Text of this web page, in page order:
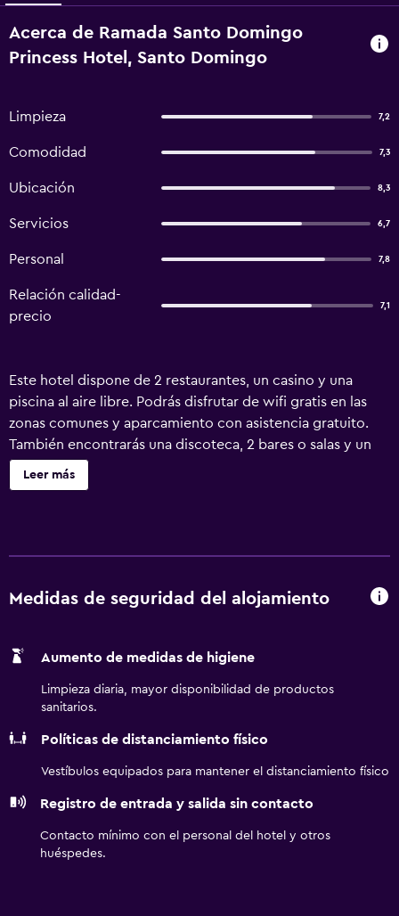
Acerca de Ramada Santo Domingo
Princess Hotel, Santo Domingo
Limpieza 7,2
Comodidad 7,3
Ubicación 8,3
Servicios 6,7
Personal 7,8
Relación calidad-
precio
7,1
Este hotel dispone de 2 restaurantes, un casino y una
piscina al aire libre. Podrás disfrutar de wifi gratis en las
zonas comunes y aparcamiento con asistencia gratuito.
También encontrarás una discoteca, 2 bares o salas y un
centro de bienestar abierto las 24 horas. Ramada Santo
Domingo Princess Hotel ofrece 95 alojamientos con caja
por cable de suscripción. Los baños están equipados con
secador de pelo. Este hotel en Santo Domingo ofrece
personas de negocios incluyen escritorio y teléfono; se
restricciones). Se ofrece servicio nocturno de descubierta
y servicio de limpieza todos los días. Los servicios de ocio
libre y un centro de bienestar abierto las 24 horas.
Leer más
Medidas de seguridad del alojamiento
Aumento de medidas de higiene
Limpieza diaria, mayor disponibilidad de productos
sanitarios.
Políticas de distanciamiento físico
Vestíbulos equipados para mantener el distanciamiento físico
Registro de entrada y salida sin contacto
Contacto mínimo con el personal del hotel y otros
huéspedes.